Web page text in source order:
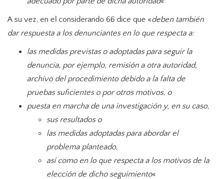
A su vez, en el considerando 66 dice que «deben también
dar respuesta a los denunciantes en lo que respecta a:
las medidas previstas o adoptadas para seguir la
denuncia, por ejemplo, remisión a otra autoridad,
archivo del procedimiento debido a la falta de
pruebas suficientes o por otros motivos, o
puesta en marcha de una investigación y, en su caso,
sus resultados o
las medidas adoptadas para abordar el
problema planteado,
así como en lo que respecta a los motivos de la
elección de dicho seguimiento«